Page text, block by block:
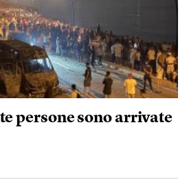
persone sono arrivate